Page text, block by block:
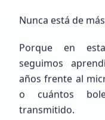
Próximos
Nunca está de
Porque en
seguimos
años frente al
o cuántos
transmitido.